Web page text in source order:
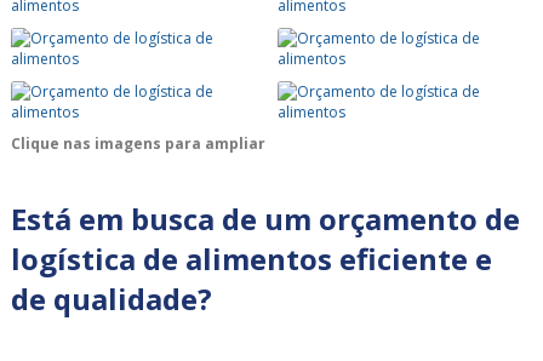
Clique nas imagens para ampliar
Está em busca de um orçamento de
logística de alimentos eficiente e
de qualidade?